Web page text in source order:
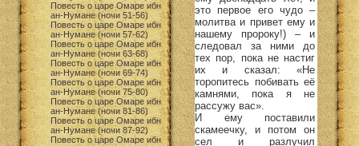
Повесть о царе Омаре ибн
ан-Нумане (ночи 51-56)
Повесть о царе Омаре ибн
ан-Нумане (ночи 57-62)
Повесть о царе Омаре ибн
ан-Нумане (ночи 63-68)
Повесть о царе Омаре ибн
ан-Нумане (ночи 69-74)
Повесть о царе Омаре ибн
ан-Нумане (ночи 75-80)
Повесть о царе Омаре ибн
ан-Нумане (ночи 81-86)
Повесть о царе Омаре ибн
ан-Нумане (ночи 87-92)
Повесть о царе Омаре ибн
это первое его чудо –
молитва и привет ему и
нашему пророку!) – и
следовал за ними до
тех пор, пока не настиг
их и сказал: «Не
торопитесь побивать её
камнями, пока я не
рассужу вас».
И ему поставили
скамеечку, и потом он
сел и разлучил